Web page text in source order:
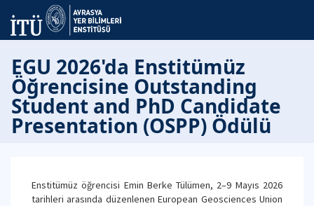
EGU 2026'da Enstitümüz
Öğrencisine Outstanding
Student and PhD Candidate
Presentation (OSPP) Ödülü
Enstitümüz öğrencisi Emin Berke Tülümen, 2–9 Mayıs 2026
tarihleri arasında düzenlenen European Geosciences Union